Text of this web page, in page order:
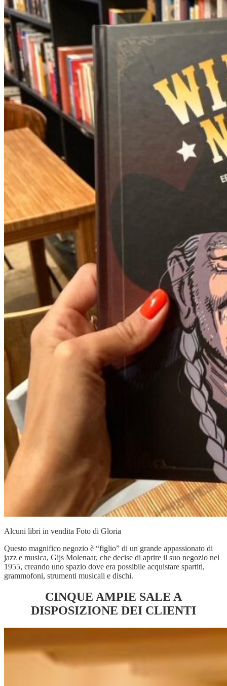
Alcuni libri in vendita Foto di Gloria
Questo magnifico negozio è “figlio” di un grande appassionato di
jazz e musica, Gijs Molenaar, che decise di aprire il suo negozio nel
1955, creando uno spazio dove era possibile acquistare spartiti,
grammofoni, strumenti musicali e dischi.
CINQUE AMPIE SALE A
DISPOSIZIONE DEI CLIENTI